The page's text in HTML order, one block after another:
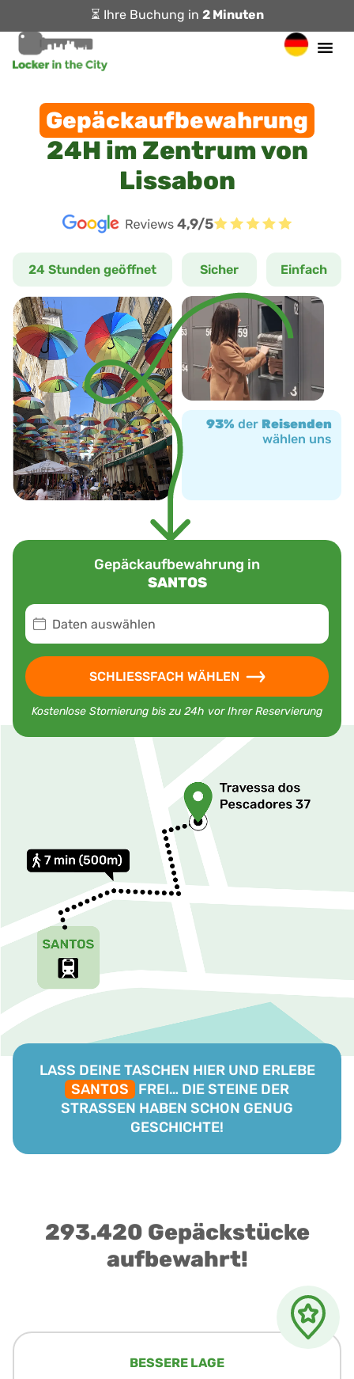
⏳ Ihre Buchung in 2 Minuten
Gepäckaufbewahrung
24H im Zentrum von
Lissabon
4,9/5
93% der Reisenden
wählen uns
Sicher Einfach
24 Stunden geöffnet
Gepäckaufbewahrung in
SANTOS
Daten auswählen
SCHLIESSFACH WÄHLEN
Kostenlose Stornierung bis zu 24h vor Ihrer Reservierung
LASS DEINE TASCHEN HIER UND ERLEBE
SANTOS
FREI… DIE STEINE DER
STRASSEN HABEN SCHON GENUG
GESCHICHTE!
293.420 Gepäckstücke
aufbewahrt!
BESSERE LAGE